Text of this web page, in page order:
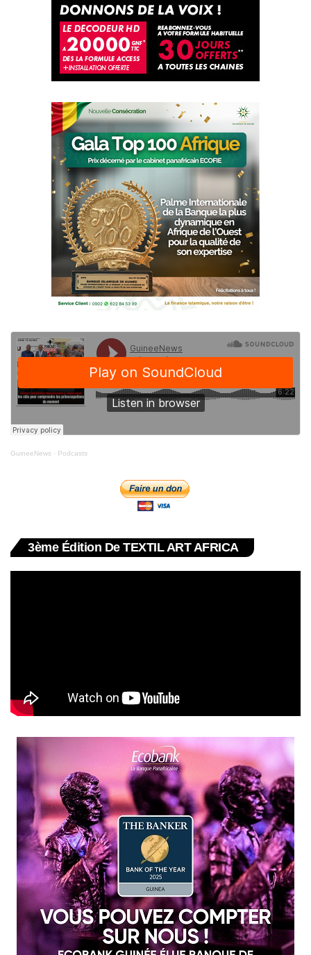
GuineeNews · Podcasts
3ème Édition De TEXTIL ART AFRICA